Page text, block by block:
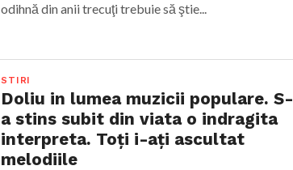
odihnă din anii trecuţi trebuie să ştie...
STIRI
Doliu in lumea muzicii populare. S-
a stins subit din viata o indragita
interpreta. Toți i-ați ascultat
melodiile